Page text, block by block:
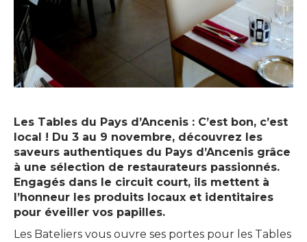
Les Tables du Pays d’Ancenis : C’est bon, c’est
local ! Du 3 au 9 novembre, découvrez les
saveurs authentiques du Pays d’Ancenis grâce
à une sélection de restaurateurs passionnés.
Engagés dans le circuit court, ils mettent à
l’honneur les produits locaux et identitaires
pour éveiller vos papilles.
Les Bateliers vous ouvre ses portes pour les Tables